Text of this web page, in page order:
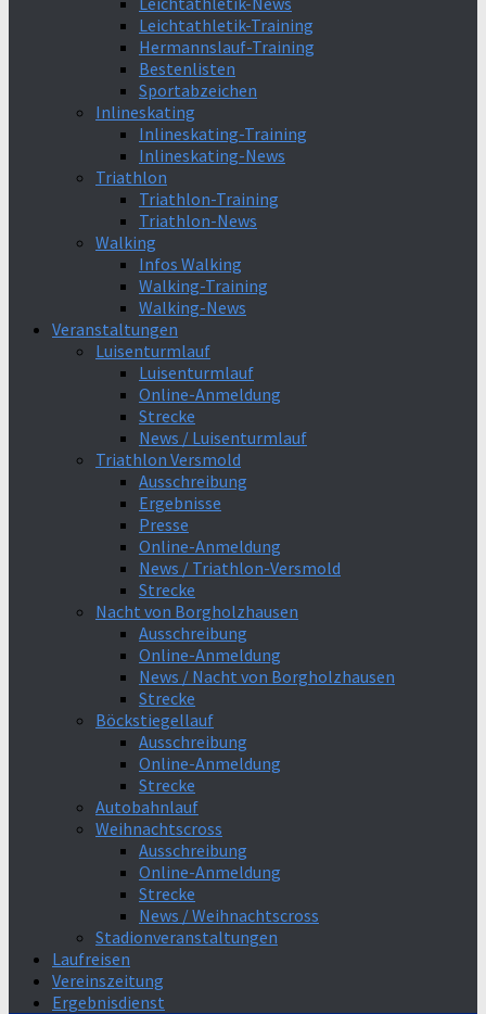
Leichtathletik-Training
Hermannslauf-Training
Bestenlisten
Sportabzeichen
Inlineskating
Inlineskating-Training
Inlineskating-News
Triathlon
Triathlon-Training
Triathlon-News
Walking
Infos Walking
Walking-Training
Walking-News
Veranstaltungen
Luisenturmlauf
Luisenturmlauf
Online-Anmeldung
Strecke
News / Luisenturmlauf
Triathlon Versmold
Ausschreibung
Ergebnisse
Presse
Online-Anmeldung
News / Triathlon-Versmold
Strecke
Nacht von Borgholzhausen
Ausschreibung
Online-Anmeldung
News / Nacht von Borgholzhausen
Strecke
Böckstiegellauf
Ausschreibung
Online-Anmeldung
Strecke
Autobahnlauf
Weihnachtscross
Ausschreibung
Online-Anmeldung
Strecke
News / Weihnachtscross
Stadionveranstaltungen
Laufreisen
Vereinszeitung
Ergebnisdienst